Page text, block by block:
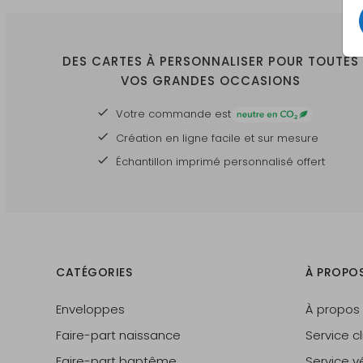
DES CARTES À PERSONNALISER POUR TOUTES
VOS GRANDES OCCASIONS
Votre commande est
Création en ligne facile et sur mesure
Échantillon imprimé personnalisé offert
CATÉGORIES
Enveloppes
Faire-part naissance
À
À
Service